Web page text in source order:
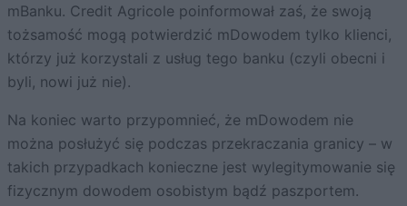
mBanku. Credit Agricole poinformował zaś, że swoją
tożsamość mogą potwierdzić mDowodem tylko klienci,
którzy już korzystali z usług tego banku (czyli obecni i
byli, nowi już nie).
Na koniec warto przypomnieć, że mDowodem nie
można posłużyć się podczas przekraczania granicy – w
takich przypadkach konieczne jest wylegitymowanie się
fizycznym dowodem osobistym bądź paszportem.